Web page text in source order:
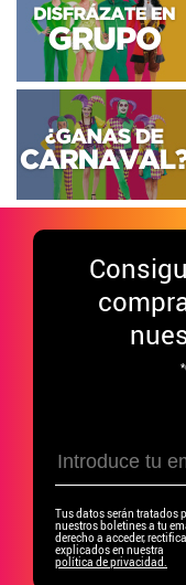
Tus datos serán tratados
nuestros boletines a tu
derecho a acceder,
explicados en nuestra
política de privacidad.